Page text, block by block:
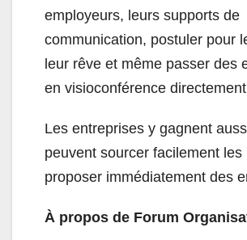
employeurs, leurs supports de
communication, postuler pour
leur rêve et même passer des
en visioconférence
Les entreprises y gagnent
peuvent sourcer facilement les
proposer immédiatement des
À propos de Forum